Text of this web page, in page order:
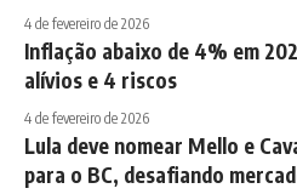
4 de fevereiro de 2026
Inflação abaixo de 4% em
alívios e 4 riscos
4 de fevereiro de 2026
Lula deve nomear Mello e
para o BC, desafiando